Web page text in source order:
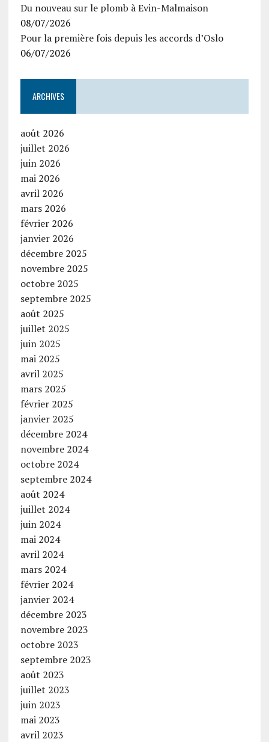
Du nouveau sur le plomb à Evin-Malmaison
08/07/2026
Pour la première fois depuis les accords d’Oslo
06/07/2026
ARCHIVES
août 2026
juillet 2026
juin 2026
mai 2026
avril 2026
mars 2026
février 2026
janvier 2026
décembre 2025
novembre 2025
octobre 2025
septembre 2025
août 2025
juillet 2025
juin 2025
mai 2025
avril 2025
mars 2025
février 2025
janvier 2025
décembre 2024
novembre 2024
octobre 2024
septembre 2024
août 2024
juillet 2024
juin 2024
mai 2024
avril 2024
mars 2024
février 2024
janvier 2024
décembre 2023
novembre 2023
octobre 2023
septembre 2023
août 2023
juillet 2023
juin 2023
mai 2023
avril 2023